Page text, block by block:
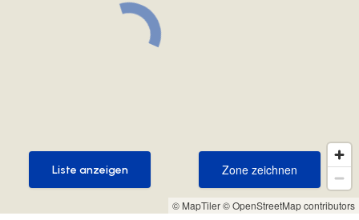
© MapTiler© OpenStreetMap contributors
Zone zeichnen
Zone zeichnen
Liste anzeigen
Liste anzeigen